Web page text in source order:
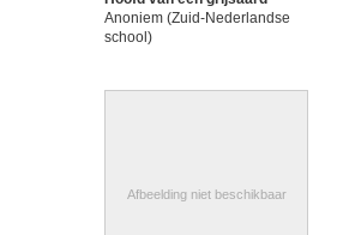
Anoniem (Zuid-Nederlandse
school)
Afbeelding niet beschikbaar